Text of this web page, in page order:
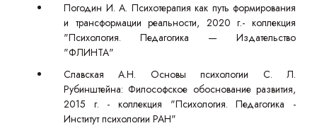
Погодин И. А. Психотерапия как путь формирования
и трансформации реальности, 2020 г.- коллекция
"Психология. Педагогика — Издательство
"ФЛИНТА"
Славская А.Н. Основы психологии С. Л.
Рубинштейна: Философское обоснование развития,
2015 г. - коллекция "Психология. Педагогика -
Институт психологии РАН"